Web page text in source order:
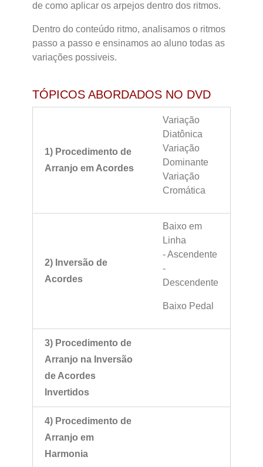
de como aplicar os arpejos dentro dos ritmos.
Dentro do conteúdo ritmo, analisamos o ritmos
passo a passo e ensinamos ao aluno todas as
variações possiveis.
TÓPICOS ABORDADOS NO DVD
1) Procedimento de
Arranjo em Acordes
Variação
Diatônica
Variação
Dominante
Variação
Cromática
2) Inversão de
Acordes
Baixo em
Linha
- Ascendente
-
Descendente
Baixo Pedal
3) Procedimento de
Arranjo na Inversão
de Acordes
Invertidos
4) Procedimento de
Arranjo em
Harmonia